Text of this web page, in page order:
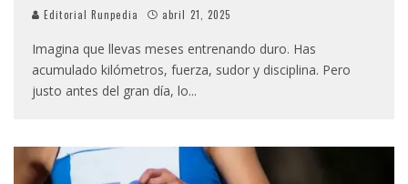
Editorial Runpedia abril 21, 2025
Imagina que llevas meses entrenando duro. Has
acumulado kilómetros, fuerza, sudor y disciplina. Pero
justo antes del gran día, lo...